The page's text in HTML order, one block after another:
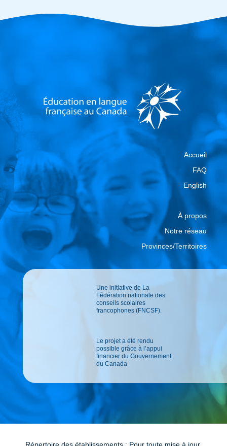
Accueil
FAQ
English
À propos
Notre réseau
Provinces/Territoires
Une initiative de La
Fédération nationale des
conseils scolaires
francophones (FNCSF).
Le projet a été rendu
possible grâce à l’appui
financier du Gouvernement
du Canada